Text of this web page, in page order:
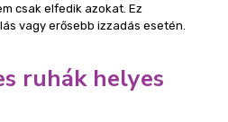
csak elfedik azokat. Ez
vagy erősebb izzadás esetén.
ruhák helyes